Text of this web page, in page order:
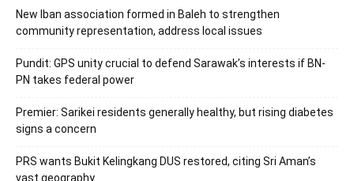
New Iban association formed in Baleh to strengthen
community representation, address local issues
Pundit: GPS unity crucial to defend Sarawak’s interests if BN-
PN takes federal power
Premier: Sarikei residents generally healthy, but rising diabetes
signs a concern
PRS wants Bukit Kelingkang DUS restored, citing Sri Aman’s
vast geography